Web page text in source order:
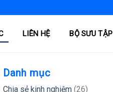
LIÊN HỆ BỘ SƯU TẬP
Danh mục
Chia sẻ kinh nghiệm (26)